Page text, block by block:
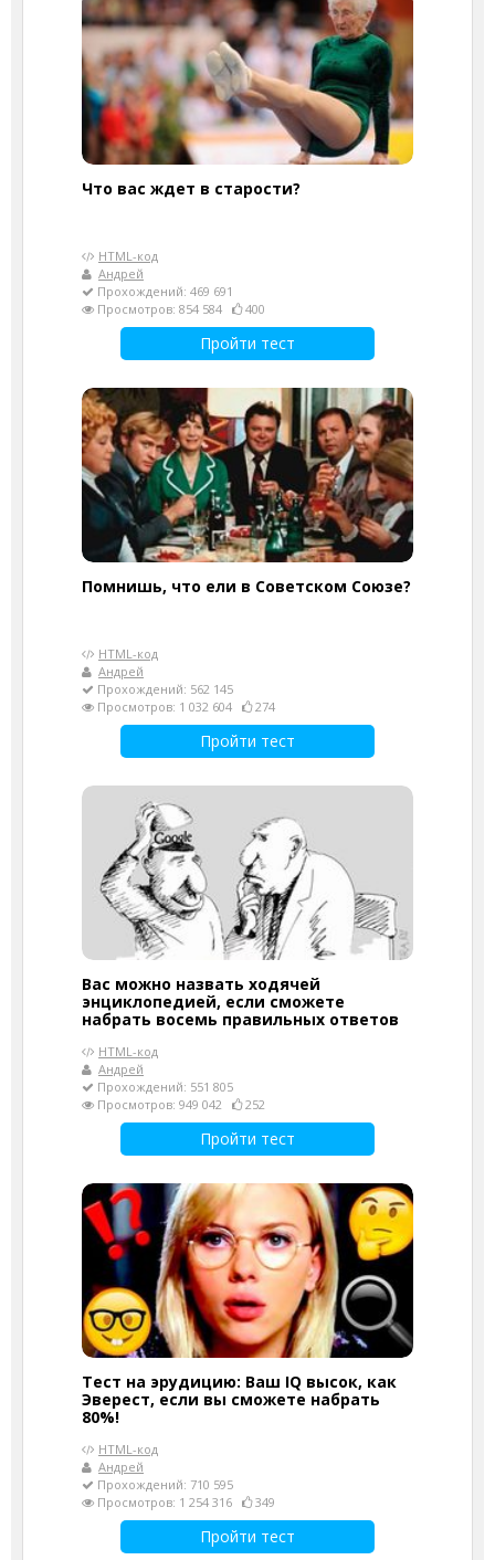
Что вас ждет в старости?
HTML-код
Андрей
Прохождений: 469 691
Просмотров: 854 584
400
Пройти тест
Помнишь, что ели в Советском Союзе?
HTML-код
Андрей
Прохождений: 562 145
Просмотров: 1 032 604
274
Пройти тест
Вас можно назвать ходячей
энциклопедией, если сможете
набрать восемь правильных ответов
HTML-код
Андрей
Прохождений: 551 805
Просмотров: 949 042
252
Пройти тест
Тест на эрудицию: Ваш IQ высок, как
Эверест, если вы сможете набрать
80%!
HTML-код
Андрей
Прохождений: 710 595
Просмотров: 1 254 316
349
Пройти тест